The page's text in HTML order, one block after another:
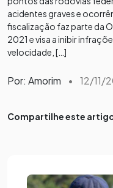
acidentes graves e
fiscalização faz parte da
2021 e visa a inibir
velocidade, […]
Por: Amorim • 12/11/
Compartilhe este